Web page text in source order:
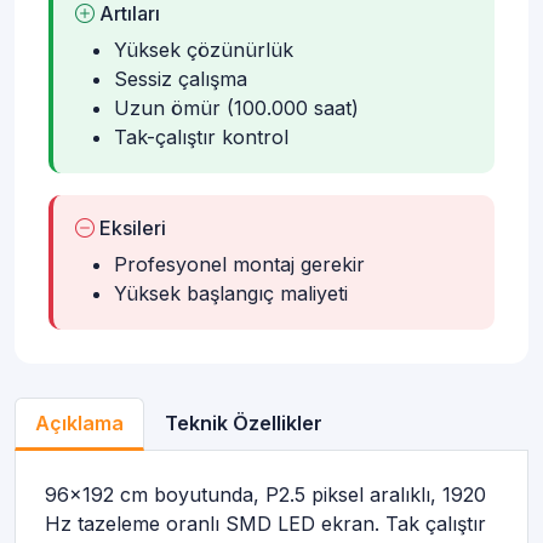
Artıları
Yüksek çözünürlük
Sessiz çalışma
Uzun ömür (100.000 saat)
Tak-çalıştır kontrol
Eksileri
Profesyonel montaj gerekir
Yüksek başlangıç maliyeti
Açıklama Teknik Özellikler
96x192 cm boyutunda, P2.5 piksel aralıklı, 1920
Hz tazeleme oranlı SMD LED ekran. Tak çalıştır